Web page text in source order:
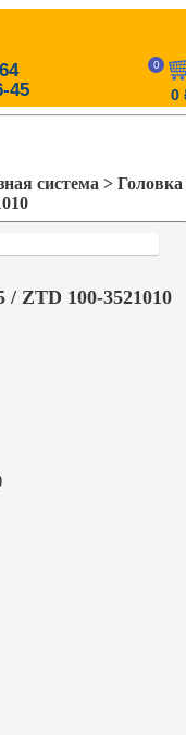
45
0
0
система > Головка
ZTD 100-3521010